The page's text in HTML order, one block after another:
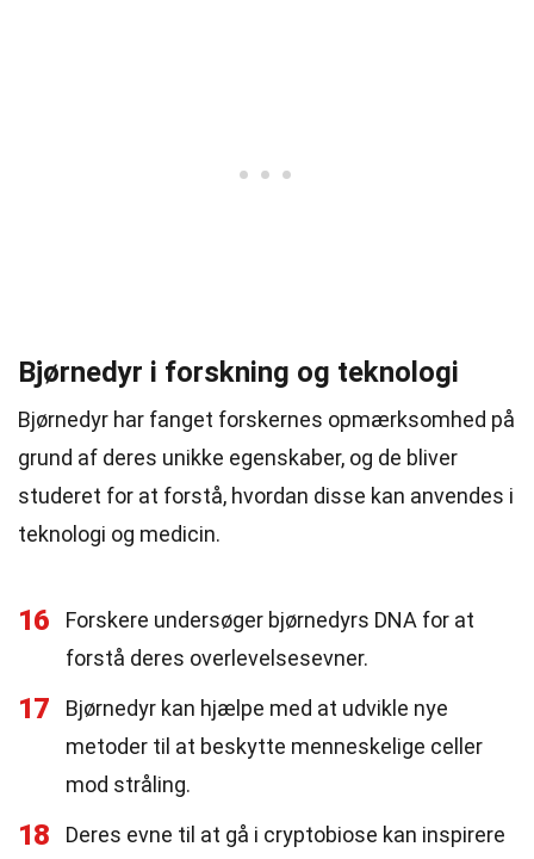
Bjørnedyr i forskning og teknologi
Bjørnedyr har fanget forskernes opmærksomhed på
grund af deres unikke egenskaber, og de bliver
studeret for at forstå, hvordan disse kan anvendes i
teknologi og medicin.
16
Forskere undersøger bjørnedyrs DNA for at
forstå deres overlevelsesevner.
17
Bjørnedyr kan hjælpe med at udvikle nye
metoder til at beskytte menneskelige celler
mod stråling.
18
Deres evne til at gå i cryptobiose kan inspirere